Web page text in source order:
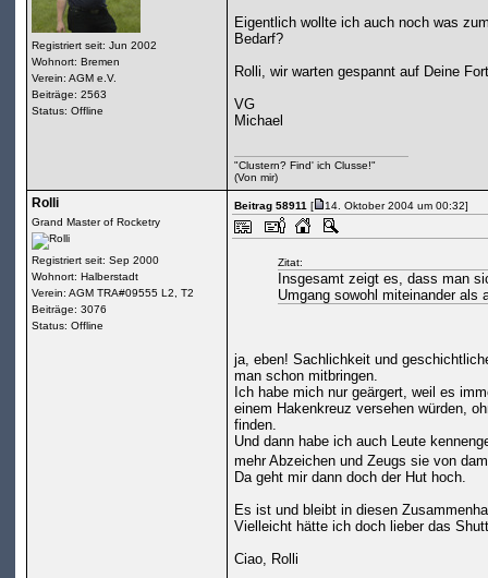
Registriert seit: Jun 2002
Wohnort: Bremen
Verein: AGM e.V.
Beiträge: 2563
Status: Offline
Eigentlich wollte ich auch noch was
Bedarf?
Rolli, wir warten gespannt auf Deine
VG
Michael
"Clustern? Find' ich Clusse!"
(Von mir)
Rolli
Grand Master of Rocketry
Registriert seit: Sep 2000
Wohnort: Halberstadt
Verein: AGM TRA#09555 L2, T2
Beiträge: 3076
Status: Offline
Beitrag 58911[ 14. Oktober 2004 um 00:32]
Zitat:
Insgesamt zeigt es, dass man
Umgang sowohl miteinander als
ja, eben! Sachlichkeit und
man schon mitbringen.
Ich habe mich nur geärgert, weil es
einem Hakenkreuz versehen würden,
finden.
Und dann habe ich auch Leute
mehr Abzeichen und Zeugs sie von
Da geht mir dann doch der Hut hoch.
Es ist und bleibt in diesen
Vielleicht hätte ich doch lieber das
Ciao, Rolli